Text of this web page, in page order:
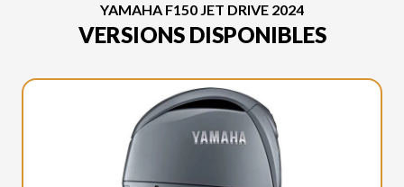
YAMAHA F150 JET DRIVE 2024
VERSIONS DISPONIBLES